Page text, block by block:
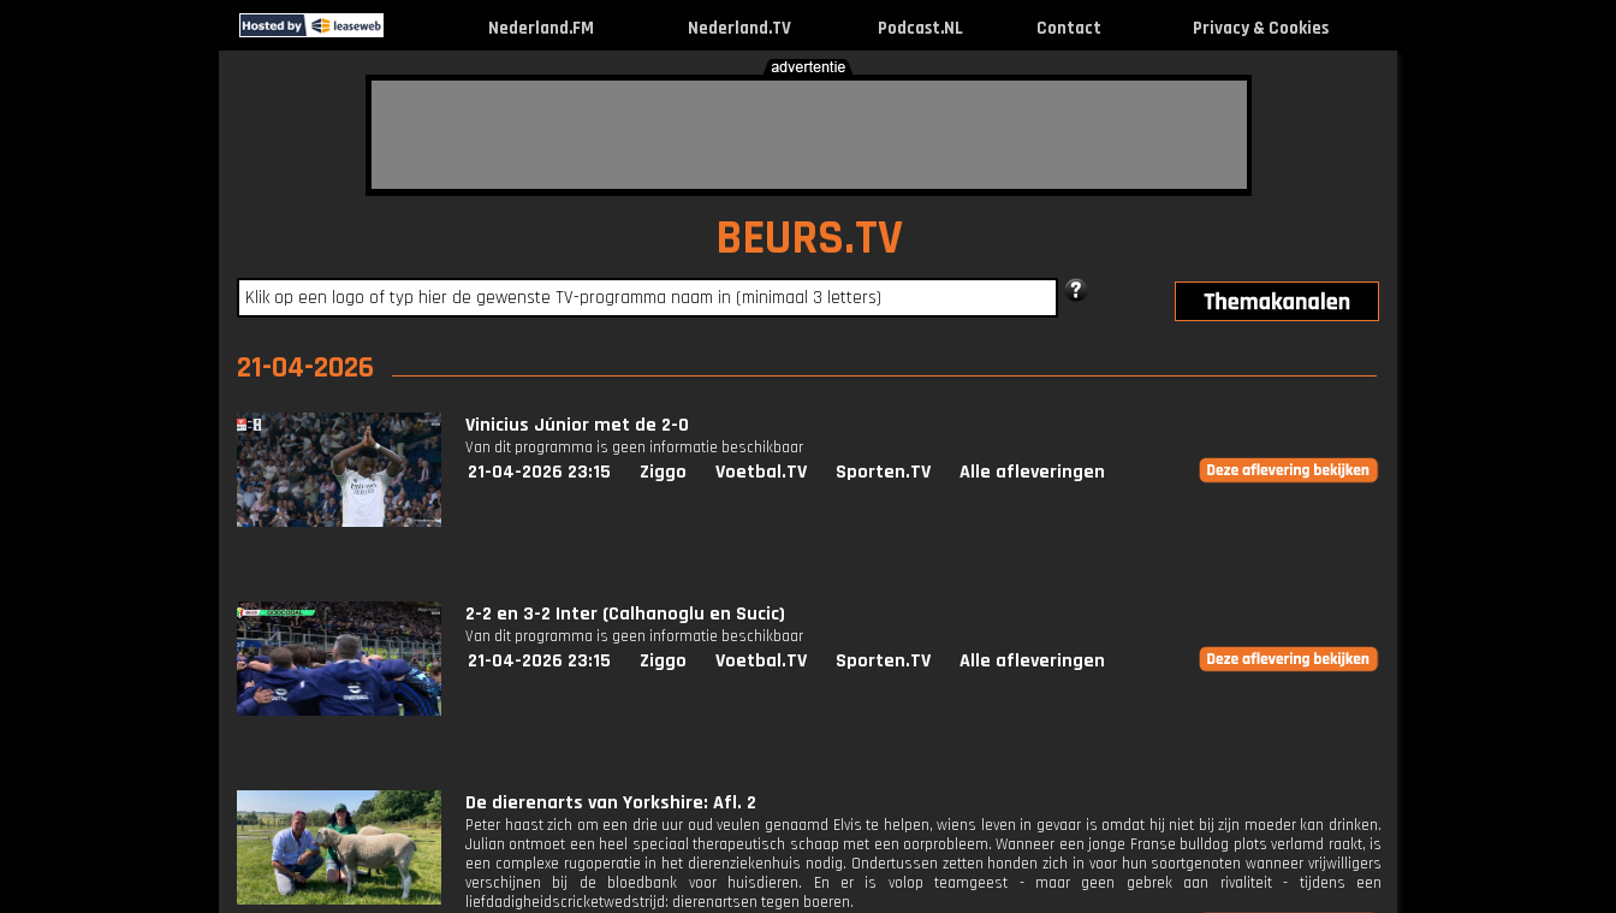
Nederland.FM Nederland.TV Podcast.NL Contact Privacy & Cookies
BEURS.TV
21-04-2026
Vinicius Júnior met de 2-0
Van dit programma is geen informatie beschikbaar
21-04-2026 23:15 Ziggo Voetbal.TV Sporten.TV Alle afleveringen
2-2 en 3-2 Inter (Calhanoglu en Sucic)
Van dit programma is geen informatie beschikbaar
21-04-2026 23:15 Ziggo Voetbal.TV Sporten.TV Alle afleveringen
De dierenarts van Yorkshire: Afl. 2
Peter haast zich om een drie uur oud veulen genaamd Elvis te helpen, wiens leven in gevaar is omdat hij niet bij zijn moeder kan drinken.
Julian ontmoet een heel speciaal therapeutisch schaap met een oorprobleem. Wanneer een jonge Franse bulldog plots verlamd raakt, is
een complexe rugoperatie in het dierenziekenhuis nodig. Ondertussen zetten honden zich in voor hun soortgenoten wanneer vrijwilligers
verschijnen bij de bloedbank voor huisdieren. En er is volop teamgeest - maar geen gebrek aan rivaliteit - tijdens een
liefdadigheidscricketwedstrijd: dierenartsen tegen boeren.